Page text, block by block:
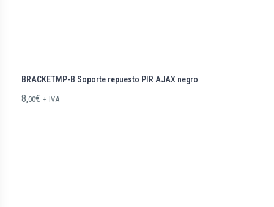
BRACKETMP-B Soporte repuesto PIR AJAX negro
8,00€ + IVA